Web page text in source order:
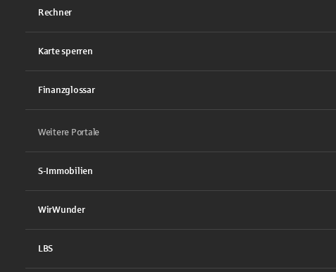
Rechner
Karte sperren
Finanzglossar
Weitere Portale
S-Immobilien
WirWunder
LBS